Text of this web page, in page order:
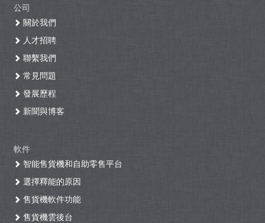
公司
關於我們
人才招聘
聯繫我們
常見問題
發展歷程
新聞與博客
軟件
智能售貨機和自助零售平台
選擇釋能的原因
售貨機軟件功能
售貨機雲後台